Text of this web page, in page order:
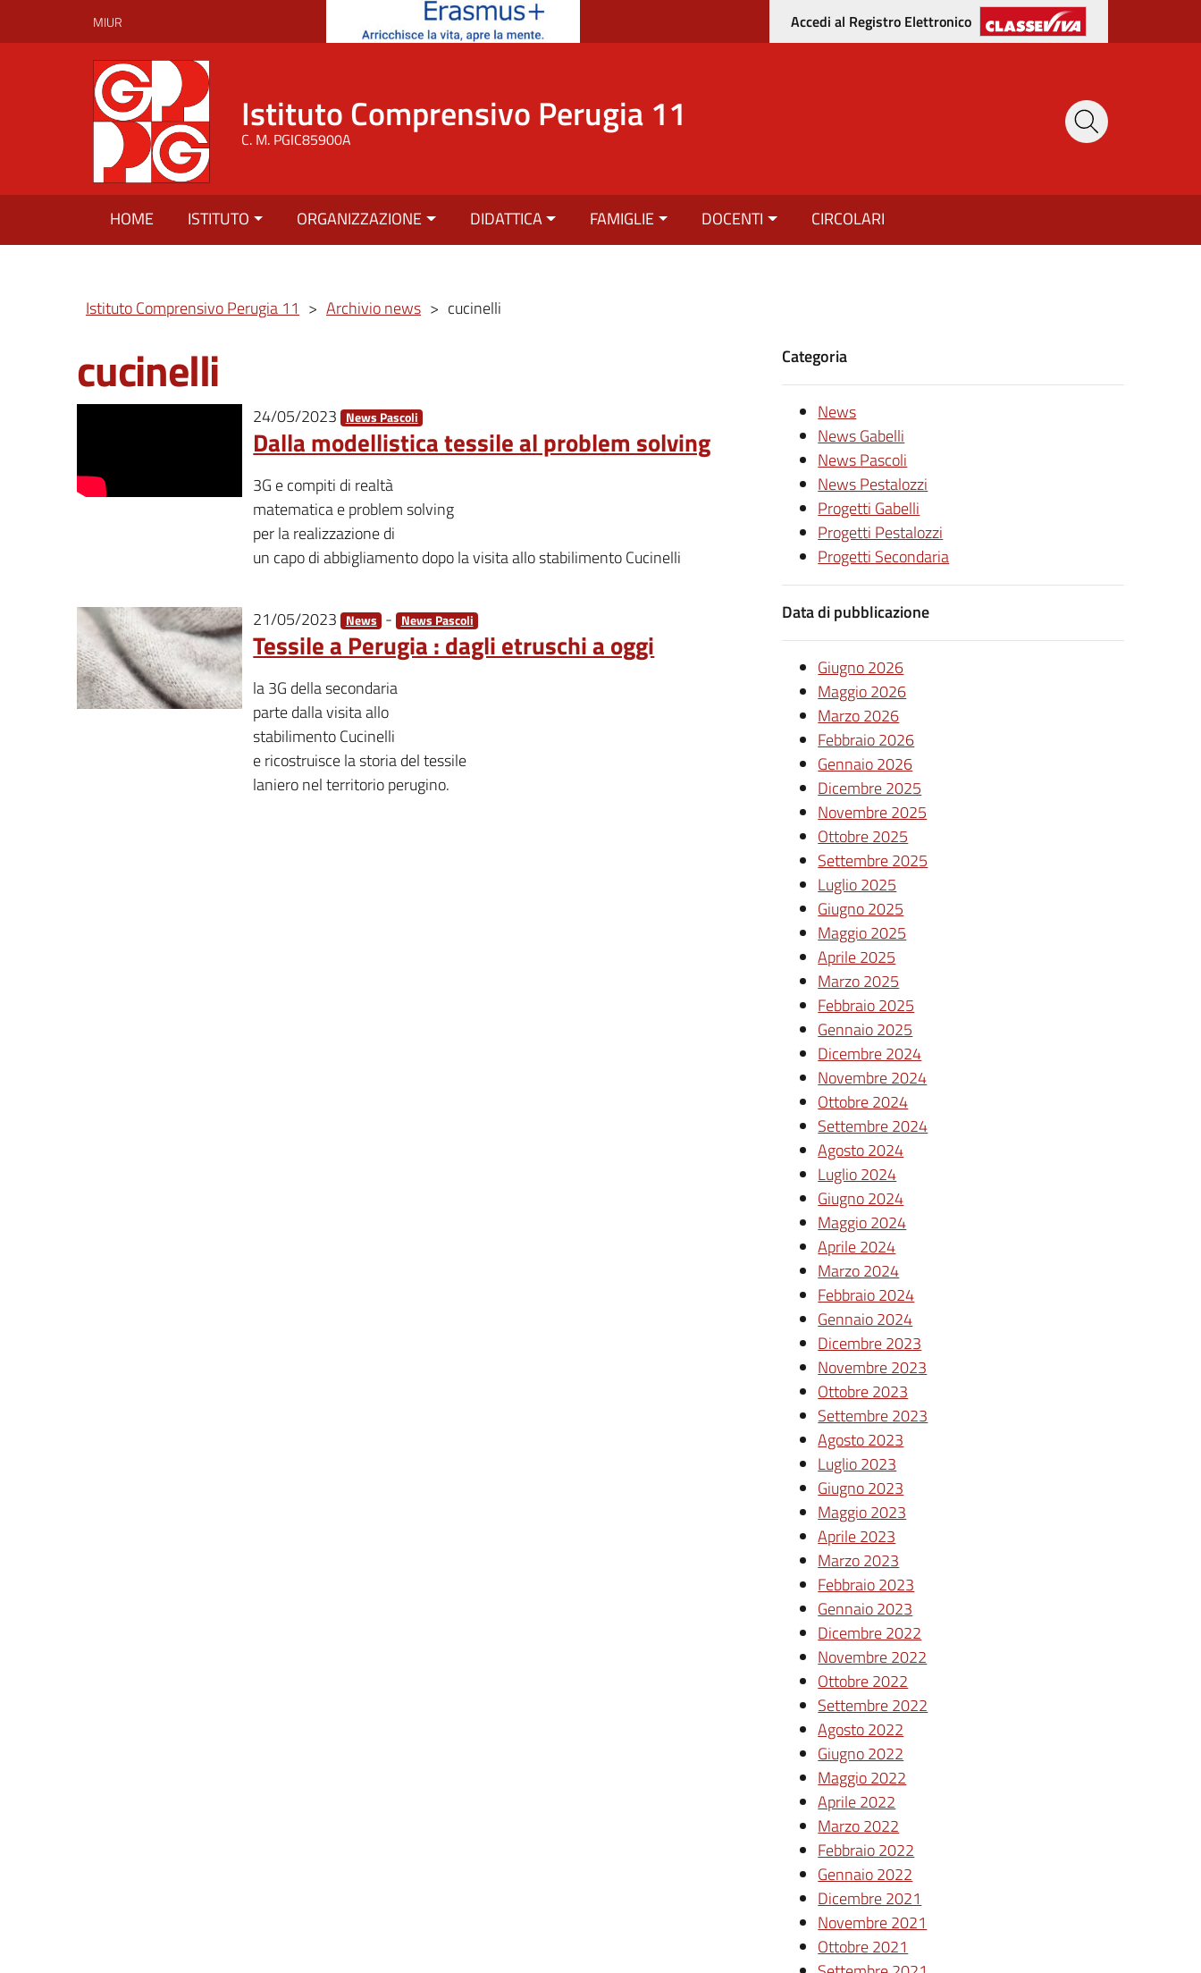
MIUR Accedi al Registro Elettronico
Istituto Comprensivo Perugia 11
C. M. PGIC85900A
HOME ISTITUTO ORGANIZZAZIONE DIDATTICA FAMIGLIE DOCENTI CIRCOLARI
Istituto Comprensivo Perugia 11 > Archivio news > cucinelli
cucinelli
24/05/2023 News Pascoli
Dalla modellistica tessile al problem solving
3G e compiti di realtà
matematica e problem solving
per la realizzazione di
un capo di abbigliamento dopo la visita allo stabilimento Cucinelli
21/05/2023 News - News Pascoli
Tessile a Perugia : dagli etruschi a oggi
la 3G della secondaria
parte dalla visita allo
stabilimento Cucinelli
e ricostruisce la storia del tessile
laniero nel territorio perugino.
Categoria
News
News Gabelli
News Pascoli
News Pestalozzi
Progetti Gabelli
Progetti Pestalozzi
Progetti Secondaria
Data di pubblicazione
Giugno 2026
Maggio 2026
Marzo 2026
Febbraio 2026
Gennaio 2026
Dicembre 2025
Novembre 2025
Ottobre 2025
Settembre 2025
Luglio 2025
Giugno 2025
Maggio 2025
Aprile 2025
Marzo 2025
Febbraio 2025
Gennaio 2025
Dicembre 2024
Novembre 2024
Ottobre 2024
Settembre 2024
Agosto 2024
Luglio 2024
Giugno 2024
Maggio 2024
Aprile 2024
Marzo 2024
Febbraio 2024
Gennaio 2024
Dicembre 2023
Novembre 2023
Ottobre 2023
Settembre 2023
Agosto 2023
Luglio 2023
Giugno 2023
Maggio 2023
Aprile 2023
Marzo 2023
Febbraio 2023
Gennaio 2023
Dicembre 2022
Novembre 2022
Ottobre 2022
Settembre 2022
Agosto 2022
Giugno 2022
Maggio 2022
Aprile 2022
Marzo 2022
Febbraio 2022
Gennaio 2022
Dicembre 2021
Novembre 2021
Ottobre 2021